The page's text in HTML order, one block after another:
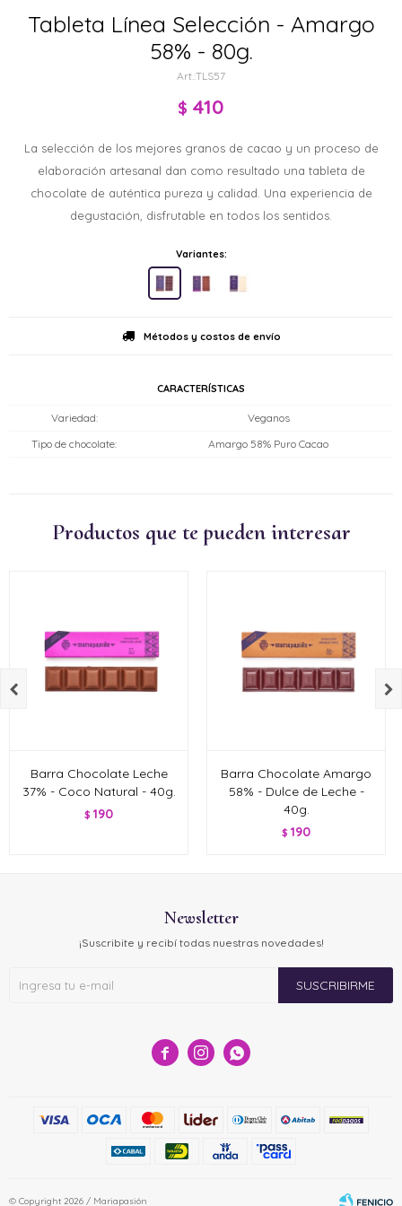
Tableta Línea Selección - Amargo
58% - 80g.
TLS57
$ 410
La selección de los mejores granos de cacao y un proceso de
elaboración artesanal dan como resultado una tableta de
chocolate de auténtica pureza y calidad. Una experiencia de
degustación, disfrutable en todos los sentidos.
Variantes:
Métodos y costos de envío
CARACTERÍSTICAS
Variedad
Veganos
Tipo de chocolate
Amargo 58% Puro Cacao
Productos que te pueden interesar
Barra Chocolate Leche
37% - Coco Natural - 40g.
$ 190
Barra Chocolate Amargo
58% - Dulce de Leche -
40g.
$ 190
 
  
Newsletter
¡Suscribite y recibí todas nuestras novedades!
SUSCRIBIRME
© Copyright 2026 / Mariapasión